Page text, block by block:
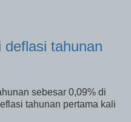
deflasi tahunan
sebesar 0,09% di
tahunan pertama kali